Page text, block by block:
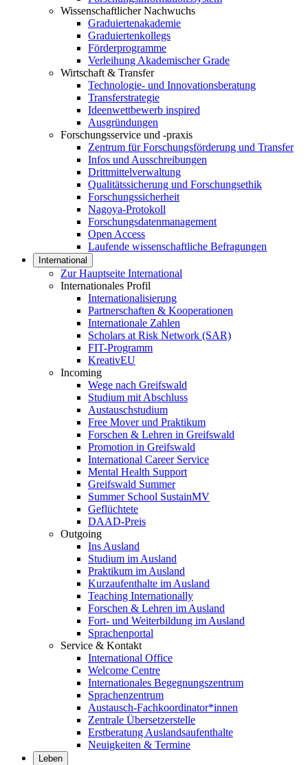
Wissenschaftlicher Nachwuchs
Graduiertenakademie
Graduiertenkollegs
Förderprogramme
Verleihung Akademischer Grade
Wirtschaft & Transfer
Technologie- und Innovationsberatung
Transferstrategie
Ideenwettbewerb inspired
Ausgründungen
Forschungsservice und -praxis
Zentrum für Forschungsförderung und Transfer
Infos und Ausschreibungen
Drittmittelverwaltung
Qualitätssicherung und Forschungsethik
Forschungssicherheit
Nagoya-Protokoll
Forschungsdatenmanagement
Open Access
Laufende wissenschaftliche Befragungen
International
Zur Hauptseite International
Internationales Profil
Internationalisierung
Partnerschaften & Kooperationen
Internationale Zahlen
Scholars at Risk Network (SAR)
FIT-Programm
KreativEU
Incoming
Wege nach Greifswald
Studium mit Abschluss
Austauschstudium
Free Mover und Praktikum
Forschen & Lehren in Greifswald
Promotion in Greifswald
International Career Service
Mental Health Support
Greifswald Summer
Summer School SustainMV
Geflüchtete
DAAD-Preis
Outgoing
Ins Ausland
Studium im Ausland
Praktikum im Ausland
Kurzaufenthalte im Ausland
Teaching Internationally
Forschen & Lehren im Ausland
Fort- und Weiterbildung im Ausland
Sprachenportal
Service & Kontakt
International Office
Welcome Centre
Internationales Begegnungszentrum
Sprachenzentrum
Austausch-Fachkoordinator*innen
Zentrale Übersetzerstelle
Erstberatung Auslandsaufenthalte
Neuigkeiten & Termine
Leben